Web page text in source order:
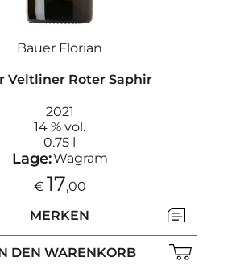
Bauer Florian
Veltliner Roter Saphir
2021
14 % vol.
0.75 l
Lage:Wagram
€ 17,00
MERKEN
DEN WARENKORB